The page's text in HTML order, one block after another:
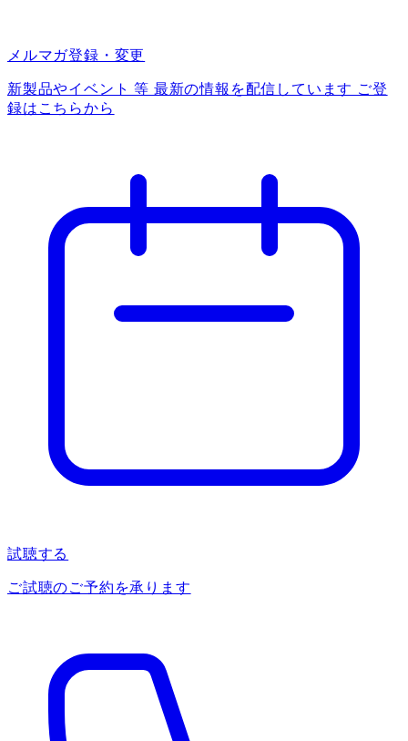
メルマガ登録・変更
新製品やイベント 等 最新の情報を配信しています ご登
録はこちらから
試聴する
ご試聴のご予約を承ります